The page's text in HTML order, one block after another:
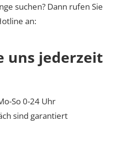
suchen? Dann rufen Sie
an:
uns jederzeit
So 0-24 Uhr
sind garantiert